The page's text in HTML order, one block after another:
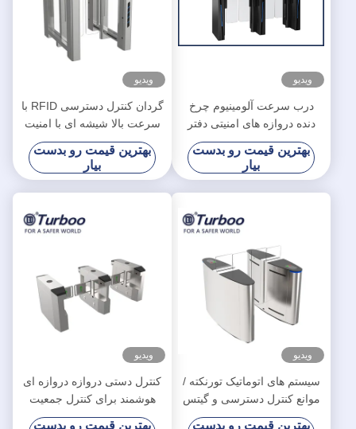
ویدیو
درب سرعت آلومینیوم چرخ
دنده دروازه های امنیتی دفتر
کنترل دسترسی دروازه پیاده
بهترین قیمت رو بدست
بیار
ویدیو
گردان کنترل دسترسی RFID با
سرعت بالا شیشه ای با امنیت
بالا برای ساختمان اداری
بهترین قیمت رو بدست
بیار
ویدیو
سیستم های اتوماتیک تورنکته /
موانع کنترل دسترسی و گیتس
ولتاژ موتور 24V
بهترین قیمت رو بدست
ویدیو
کنترل دستی دروازه دروازه ای
هوشمند برای کنترل جمعیت
خرده فروشی
بهترین قیمت رو بدست